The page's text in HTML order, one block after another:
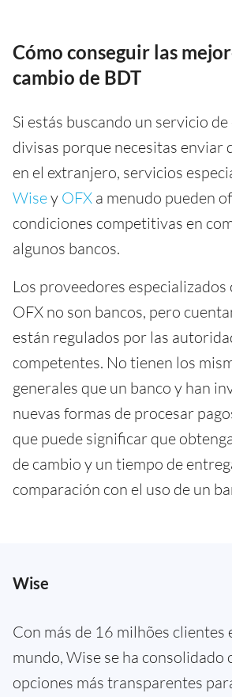
Cómo conseguir las
cambio de BDT
Si estás buscando un servicio
divisas porque necesitas enviar
en el extranjero, servicios
Wisey OFX a menudo pueden
condiciones competitivas en
algunos bancos.
Los proveedores especializados
OFX no son bancos, pero
están regulados por las
competentes. No tienen los
generales que un banco y han
nuevas formas de procesar
que puede significar que
de cambio y un tiempo de
comparación con el uso de un
Wise
Con más de 16 milhões clientes
mundo, Wise se ha consolidado
opciones más transparentes